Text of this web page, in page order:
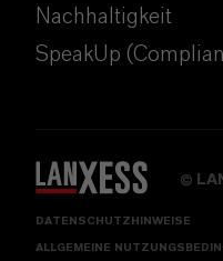
Nachhaltigkeit
SpeakUp
©
DATENSCHUTZHINWEISE
ALLGEMEINE